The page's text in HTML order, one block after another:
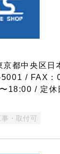
都中央区日
/ FAX：
18:00 / 定休
事・取付可